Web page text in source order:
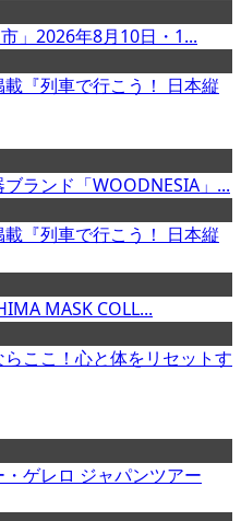
」2026年8月10日・1...
『列車で行こう！ 日本縦
ランド「WOODNESIA」...
『列車で行こう！ 日本縦
MASK COLL...
ここ！心と体をリセットす
ゲレロ ジャパンツアー